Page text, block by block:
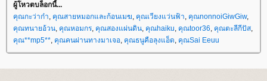
ผู้โหวตบล็อกนี้...
คุณกะว่าก๋า, คุณสายหมอกและก้อนเมฆ, คุณเวียงแว่นฟ้า, คุณnonnoiGiwGiw,
คุณทนายอ้วน, คุณหอมกร, คุณสองแผ่นดิน, คุณhaiku, คุณtoor36, คุณตะลีกีปัส,
คุณ**mp5**, คุณคนผ่านทางมาเจอ, คุณธนูคือลุงแอ็ด, คุณSai Eeuu